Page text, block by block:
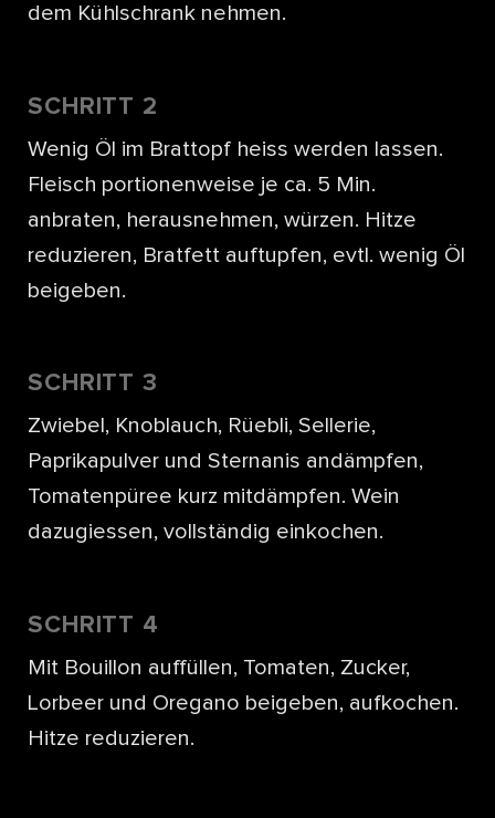
dem Kühlschrank nehmen.
SCHRITT 2
Wenig Öl im Brattopf heiss werden lassen.
Fleisch portionenweise je ca. 5 Min.
anbraten, herausnehmen, würzen. Hitze
reduzieren, Bratfett auftupfen, evtl. wenig Öl
beigeben.
SCHRITT 3
Zwiebel, Knoblauch, Rüebli, Sellerie,
Paprikapulver und Sternanis andämpfen,
Tomatenpüree kurz mitdämpfen. Wein
dazugiessen, vollständig einkochen.
SCHRITT 4
Mit Bouillon auffüllen, Tomaten, Zucker,
Lorbeer und Oregano beigeben, aufkochen.
Hitze reduzieren.